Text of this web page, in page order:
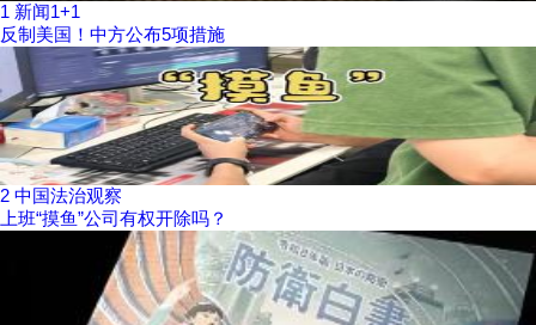
1 新闻1+1
反制美国！中方公布5项措施
2 中国法治观察
上班“摸鱼”公司有权开除吗？